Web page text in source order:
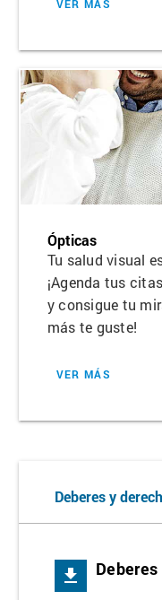
VER MÁS
Ópticas
Tu salud visual
¡Agenda tus
y consigue tu
más te guste!
VER MÁS
Deberes y
get_app